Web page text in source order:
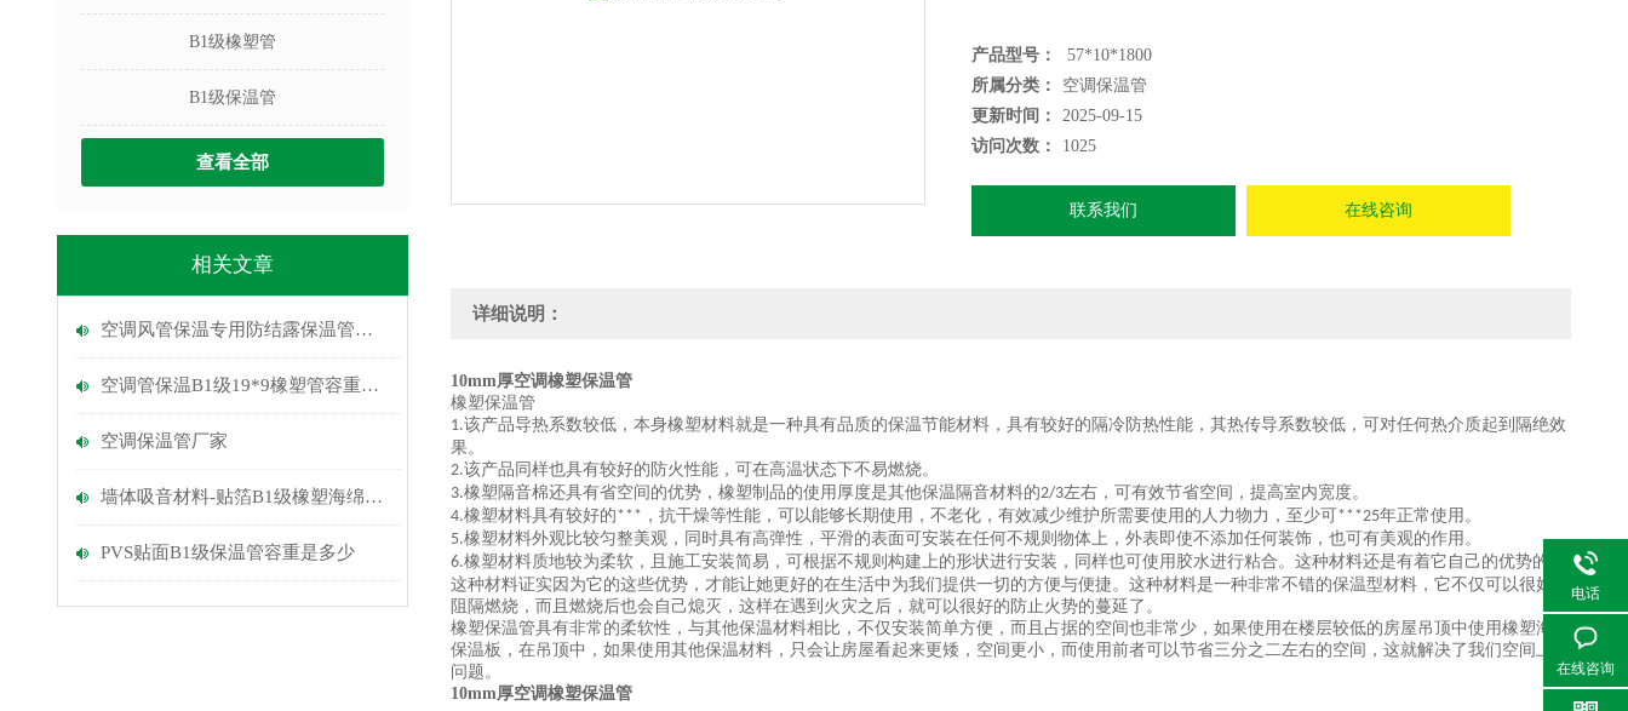
B1级橡塑管
B1级保温管
查看全部
相关文章
空调风管保温专用防结露保温管密度多少
空调管保温B1级19*9橡塑管容重多少
空调保温管厂家
墙体吸音材料-贴箔B1级橡塑海绵密度
PVS贴面B1级保温管容重是多少
产品型号：
57*10*1800
所属分类：
空调保温管
更新时间：
2025-09-15
访问次数：
1025
联系我们 在线咨询
详细说明：
10mm厚空调橡塑保温管
橡塑保温管
1.该产品导热系数较低，本身橡塑材料就是一种具有品质的保温节能材料，具有较好的隔冷防热性能，其热传导系数较低，可对任何热介质起到隔绝效
果。
2.该产品同样也具有较好的防火性能，可在高温状态下不易燃烧。
3.橡塑隔音棉还具有省空间的优势，橡塑制品的使用厚度是其他保温隔音材料的2/3左右，可有效节省空间，提高室内宽度。
4.橡塑材料具有较好的*** ，抗干燥等性能，可以能够长期使用，不老化，有效减少维护所需要使用的人力物力，至少可***25年正常使用。
5.橡塑材料外观比较匀整美观，同时具有高弹性，平滑的表面可安装在任何不规则物体上，外表即使不添加任何装饰，也可有美观的作用。
6.橡塑材料质地较为柔软，且施工安装简易，可根据不规则构建上的形状进行安装，同样也可使用胶水进行粘合。这种材料还是有着它自己的优势的，
这种材料证实因为它的这些优势，才能让她更好的在生活中为我们提供一切的方便与便捷。这种材料是一种非常不错的保温型材料，它不仅可以很好的
阻隔燃烧，而且燃烧后也会自己熄灭，这样在遇到火灾之后，就可以很好的防止火势的蔓延了。
橡塑保温管具有非常的柔软性，与其他保温材料相比，不仅安装简单方便，而且占据的空间也非常少，如果使用在楼层较低的房屋吊顶中使用橡塑海绵
保温板，在吊顶中，如果使用其他保温材料，只会让房屋看起来更矮，空间更小，而使用前者可以节省三分之二左右的空间，这就解决了我们空间上的
问题。
10mm厚空调橡塑保温管
电话
在线咨询